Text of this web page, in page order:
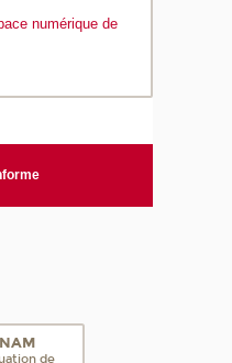
numérique de
de